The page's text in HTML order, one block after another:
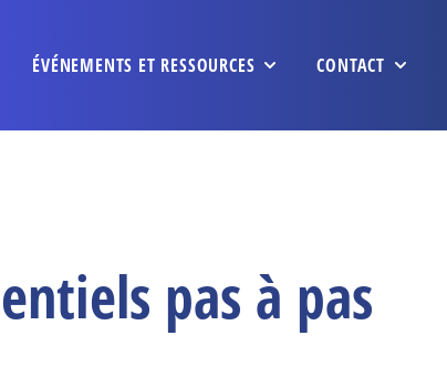
ÉVÉNEMENTS ET RESSOURCES CONTACT
pas à pas